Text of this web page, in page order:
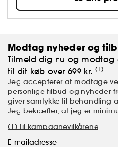
arbejde hurtigere og levere
hvad, vil vores produkter
men tilpasse sig til dit liv. Vi
Modtag nyheder og
Tilmeld dig nu og modtag
til dit køb over 699 kr. (1)
Jeg accepterer at modtage
personlige tilbud og nyheder
giver samtykke til behandling
Jeg bekræfter,at jeg er
(1) Til kampagnevilkårene
E-mailadresse